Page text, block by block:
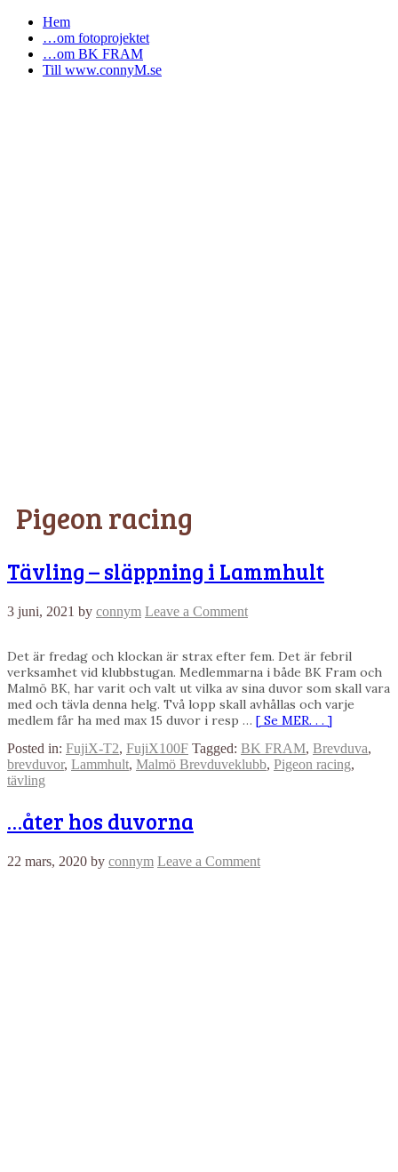
Hem
…om fotoprojektet
…om BK FRAM
Till www.connyM.se
Pigeon racing
Tävling – släppning i Lammhult
3 juni, 2021 by connym Leave a Comment
Det är fredag och klockan är strax efter fem. Det är febril
verksamhet vid klubbstugan. Medlemmarna i både BK Fram och
Malmö BK, har varit och valt ut vilka av sina duvor som skall vara
med och tävla denna helg. Två lopp skall avhållas och varje
medlem får ha med max 15 duvor i resp … [ Se MER. . . ]
Posted in: FujiX-T2, FujiX100F Tagged: BK FRAM, Brevduva,
brevduvor, Lammhult, Malmö Brevduveklubb, Pigeon racing,
tävling
…åter hos duvorna
22 mars, 2020 by connym Leave a Comment